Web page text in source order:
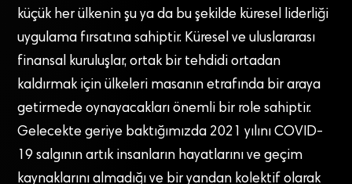
küçük her ülkenin şu ya da bu şekilde küresel liderliği
uygulama fırsatına sahiptir. Küresel ve uluslararası
finansal kuruluşlar, ortak bir tehdidi ortadan
kaldırmak için ülkeleri masanın etrafında bir araya
getirmede oynayacakları önemli bir role sahiptir.
Gelecekte geriye baktığımızda 2021 yılını COVID-
19 salgının artık insanların hayatlarını ve geçim
kaynaklarını almadığı ve bir yandan kolektif olarak